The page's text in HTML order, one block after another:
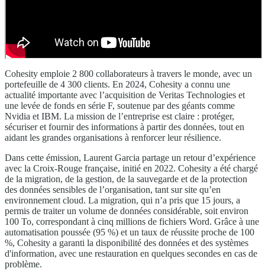
Cohesity emploie 2 800 collaborateurs à travers le monde, avec un
portefeuille de 4 300 clients. En 2024, Cohesity a connu une
actualité importante avec l’acquisition de Veritas Technologies et
une levée de fonds en série F, soutenue par des géants comme
Nvidia et IBM. La mission de l’entreprise est claire : protéger,
sécuriser et fournir des informations à partir des données, tout en
aidant les grandes organisations à renforcer leur résilience.
Dans cette émission, Laurent Garcia partage un retour d’expérience
avec la Croix-Rouge française, initié en 2022. Cohesity a été chargé
de la migration, de la gestion, de la sauvegarde et de la protection
des données sensibles de l’organisation, tant sur site qu’en
environnement cloud. La migration, qui n’a pris que 15 jours, a
permis de traiter un volume de données considérable, soit environ
100 To, correspondant à cinq millions de fichiers Word. Grâce à une
automatisation poussée (95 %) et un taux de réussite proche de 100
%, Cohesity a garanti la disponibilité des données et des systèmes
d'information, avec une restauration en quelques secondes en cas de
problème.